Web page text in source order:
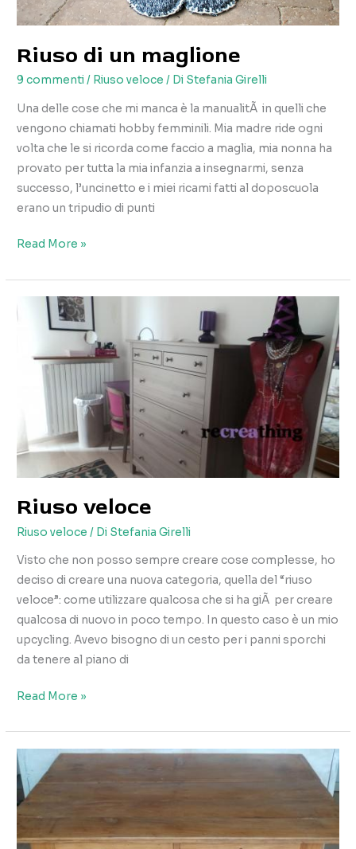
Riuso di un maglione
9 commenti/ Riuso veloce / Di Stefania Girelli
Una delle cose che mi manca è la manualitÃ in quelli che
vengono chiamati hobby femminili. Mia madre ride ogni
volta che le si ricorda come faccio a maglia, mia nonna ha
provato per tutta la mia infanzia a insegnarmi, senza
successo, l’uncinetto e i miei ricami fatti al doposcuola
erano un tripudio di punti
Riuso
un
maglione
Read More »
Riuso veloce
Riuso veloce / Di Stefania Girelli
Visto che non posso sempre creare cose complesse, ho
deciso di creare una nuova categoria, quella del “riuso
veloce”: come utilizzare qualcosa che si ha giÃ per creare
qualcosa di nuovo in poco tempo. In questo caso è un mio
upcycling. Avevo bisogno di un cesto per i panni sporchi
da tenere al piano di
Riuso
Read More »